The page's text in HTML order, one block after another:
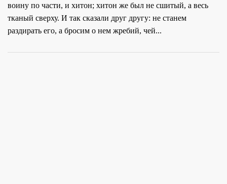
воину по части, и хитон; хитон же был не сшитый, а весь
тканый сверху. И так сказали друг другу: не станем
раздирать его, а бросим о нем жребий, чей...